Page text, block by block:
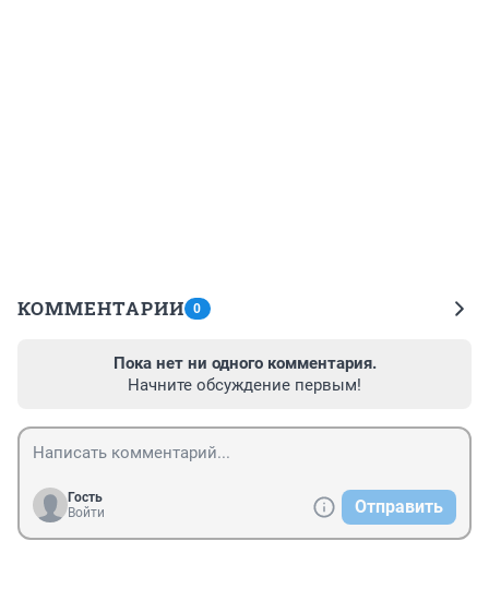
КОММЕНТАРИИ 0
Пока нет ни одного комментария.
Начните обсуждение первым!
Гость
Войти
Отправить